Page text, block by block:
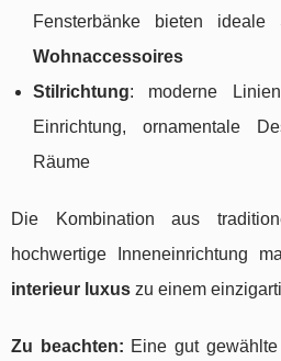
Fensterbänke bieten ideale
Wohnaccessoires
Stilrichtung: moderne
Einrichtung, ornamentale
Räume
Die Kombination aus
hochwertige Inneneinrichtung
interieur luxus zu einem
Zu beachten: Eine gut